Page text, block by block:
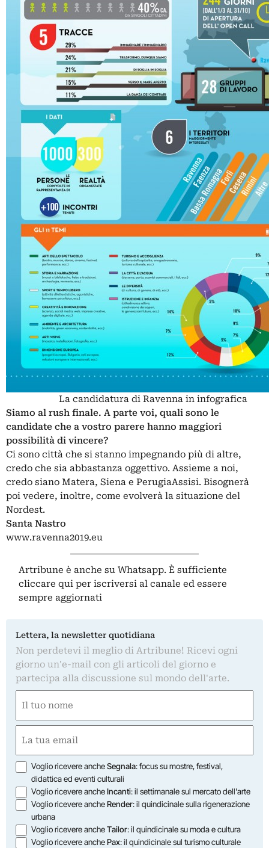
La candidatura di Ravenna in infografica
Siamo al rush finale. A parte voi, quali sono le
candidate che a vostro parere hanno maggiori
possibilità di vincere?
Ci sono città che si stanno impegnando più di altre,
credo che sia abbastanza oggettivo. Assieme a noi,
credo siano Matera, Siena e PerugiaAssisi. Bisognerà
poi vedere, inoltre, come evolverà la situazione del
Nordest.
Santa Nastro
www.ravenna2019.eu
Artribune è anche su Whatsapp. È sufficiente
cliccare qui per iscriversi al canale ed essere
sempre aggiornati
Lettera, la newsletter quotidiana
Non perdetevi il meglio di Artribune! Ricevi ogni
giorno un'e-mail con gli articoli del giorno e
partecipa alla discussione sul mondo dell'arte.
(Obbligatorio)
Nome
(Obbligatorio)
Opzioni
Voglio ricevere ancheSegnala: focus su mostre, festival,
didattica ed eventi culturali
Voglio ricevere ancheIncanti: il settimanale sul mercato dell'arte
Voglio ricevere ancheRender: il quindicinale sulla rigenerazione
urbana
Voglio ricevere ancheTailor: il quindicinale su moda e cultura
Voglio ricevere anchePax: il quindicinale sul turismo culturale